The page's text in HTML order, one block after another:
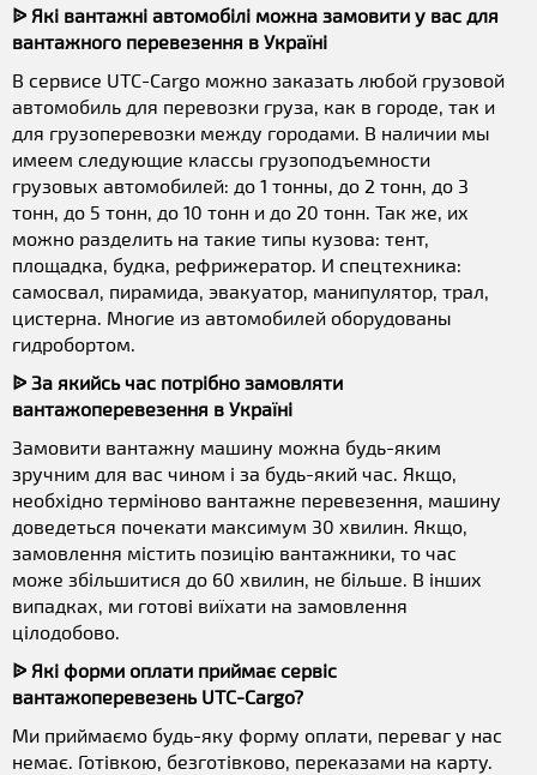
ᐉ Які вантажні автомобілі можна замовити у вас для
вантажного перевезення в Україні
В сервисе UTC-Cargo можно заказать любой грузовой
автомобиль для перевозки груза, как в городе, так и
для грузоперевозки между городами. В наличии мы
имеем следующие классы грузоподъемности
грузовых автомобилей: до 1 тонны, до 2 тонн, до 3
тонн, до 5 тонн, до 10 тонн и до 20 тонн. Так же, их
можно разделить на такие типы кузова: тент,
площадка, будка, рефрижератор. И спецтехника:
самосвал, пирамида, эвакуатор, манипулятор, трал,
цистерна. Многие из автомобилей оборудованы
гидробортом.
ᐉ За якийсь час потрібно замовляти
вантажоперевезення в Україні
Замовити вантажну машину можна будь-яким
зручним для вас чином і за будь-який час. Якщо,
необхідно терміново вантажне перевезення, машину
доведеться почекати максимум 30 хвилин. Якщо,
замовлення містить позицію вантажники, то час
може збільшитися до 60 хвилин, не більше. В інших
випадках, ми готові виїхати на замовлення
цілодобово.
ᐉ Які форми оплати приймає сервіс
вантажоперевезень UTC-Cargo?
Ми приймаємо будь-яку форму оплати, переваг у нас
немає. Готівкою, безготівково, переказами на карту.